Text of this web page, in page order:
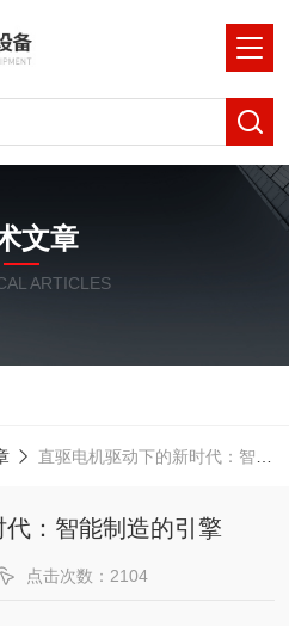
文章
ARTICLES
直驱电机驱动下的新时代：智能制造的引擎
：智能制造的引擎
点击次数：2104